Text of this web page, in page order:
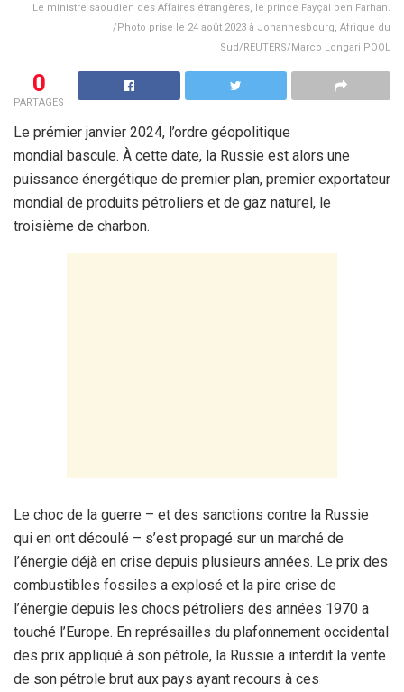
Le ministre saoudien des Affaires étrangères, le prince Fayçal ben Farhan.
/Photo prise le 24 août 2023 à Johannesbourg, Afrique du
Sud/REUTERS/Marco Longari POOL
0
PARTAGES
Le prémier janvier 2024, l’ordre géopolitique
mondial bascule. À cette date, la Russie est alors une
puissance énergétique de premier plan, premier exportateur
mondial de produits pétroliers et de gaz naturel, le
troisième de charbon.
Le choc de la guerre – et des sanctions contre la Russie
qui en ont découlé – s’est propagé sur un marché de
l’énergie déjà en crise depuis plusieurs années. Le prix des
combustibles fossiles a explosé et la pire crise de
l’énergie depuis les chocs pétroliers des années 1970 a
touché l’Europe. En représailles du plafonnement occidental
des prix appliqué à son pétrole, la Russie a interdit la vente
de son pétrole brut aux pays ayant recours à ces